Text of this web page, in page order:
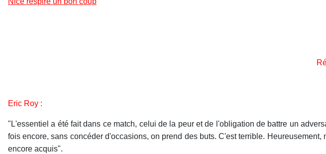
Eric Roy :
"L'essentiel a été fait dans ce match, celui de la peur et de l'obligation de battre un
fois encore, sans concéder d'occasions, on prend des buts. C'est terrible.
encore acquis".